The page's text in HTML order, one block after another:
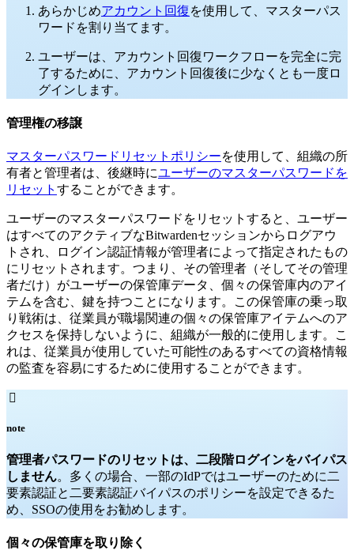
あらかじめアカウント回復を使用して、マスターパス
ワードを割り当てます。
ユーザーは、アカウント回復ワークフローを完全に完
了するために、アカウント回復後に少なくとも一度ロ
グインします。
管理権の移譲
マスターパスワードリセットポリシーを使用して、組織の所
有者と管理者は、後継時にユーザーのマスターパスワードを
リセット することができます。
ユーザーのマスターパスワードをリセットすると、ユーザー
はすべてのアクティブなBitwardenセッションからログアウ
トされ、ログイン認証情報が管理者によって指定されたもの
にリセットされます。つまり、その管理者（そしてその管理
者だけ）がユーザーの保管庫データ、個々の保管庫内のアイ
テムを含む、鍵を持つことになります。この保管庫の乗っ取
り戦術は、従業員が職場関連の個々の保管庫アイテムへのア
クセスを保持しないように、組織が一般的に使用します。こ
れは、従業員が使用していた可能性のあるすべての資格情報
の監査を容易にするために使用することができます。

note
管理者パスワードのリセットは、二段階ログインをバイパス
しません。多くの場合、一部のIdPではユーザーのために二
要素認証と二要素認証バイパスのポリシーを設定できるた
め、SSOの使用をお勧めします。
個々の保管庫を取り除く